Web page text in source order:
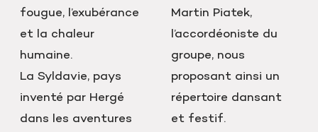
fougue, l’exubérance
et la chaleur
humaine.
La Syldavie, pays
inventé par Hergé
dans les aventures
Martin Piatek,
l’accordéoniste du
groupe, nous
proposant ainsi un
répertoire dansant
et festif.